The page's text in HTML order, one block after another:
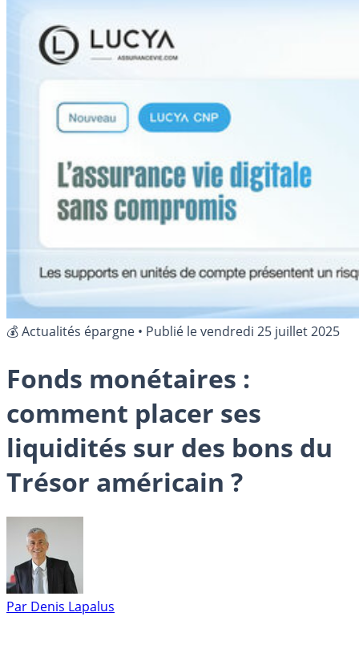
💰 Actualités épargne • Publié levendredi 25 juillet 2025
Fonds monétaires :
comment placer ses
liquidités sur des bons du
Trésor américain ?
Par Denis Lapalus